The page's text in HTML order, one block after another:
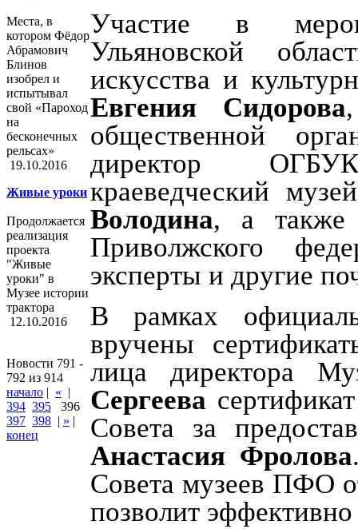
Места, в
котором Фёдор
Абрамович
Блинов
изобрел и
испытывал
свой «Пароход
на
бесконечных
рельсах»
19.10.2016
Живые уроки
Продолжается
реализация
проекта
"Живые
уроки" в
Музее истории
трактора
12.10.2016
Новости 791 -
792 из 914
начало | « |
394 395
396
397 398 | » |
конец
Участие в
Ульяновской
искусства и
Евгения Сидорова
общественной
директор
краеведческий
Володина, а также
Приволжского
эксперты и другие
В рамках
вручены
лица директора
Сергеева
Совета за
Анастасия Фролова
Совета музеев ПФО
позволит